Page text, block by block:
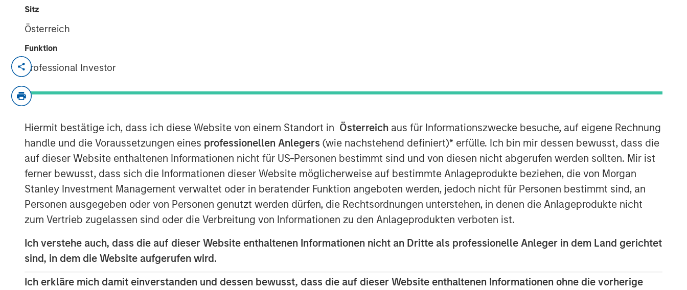
Sitz
Österreich
Funktion
Professional Investor
Hiermit bestätige ich, dass ich diese Website von einem Standort in Österreich aus für Informationszwecke besuche, auf eigene Rechnung
handle und die Voraussetzungen eines professionellen Anlegers (wie nachstehend definiert)* erfülle. Ich bin mir dessen bewusst, dass die
auf dieser Website enthaltenen Informationen nicht für US-Personen bestimmt sind und von diesen nicht abgerufen werden sollten. Mir ist
ferner bewusst, dass sich die Informationen dieser Website möglicherweise auf bestimmte Anlageprodukte beziehen, die von Morgan
Stanley Investment Management verwaltet oder in beratender Funktion angeboten werden, jedoch nicht für Personen bestimmt sind, an
Personen ausgegeben oder von Personen genutzt werden dürfen, die Rechtsordnungen unterstehen, in denen die Anlageprodukte nicht
zum Vertrieb zugelassen sind oder die Verbreitung von Informationen zu den Anlageprodukten verboten ist.
Ich verstehe auch, dass die auf dieser Website enthaltenen Informationen nicht an Dritte als professionelle Anleger in dem Land gerichtet
sind, in dem die Website aufgerufen wird.
Ich erkläre mich damit einverstanden und dessen bewusst, dass die auf dieser Website enthaltenen Informationen ohne die vorherige
NEW YORK — Jun 26, 2008
transaction, announced on April 22, values 100 percent of Learning Care Group
at $700 million.
Learning Care Group, a leader in the early education and childcare industry,
represents the third U.S. investment for Morgan Stanley Private Equity, with
other deals including the acquisition of Tops Markets and an investment in
McKechnie Aerospace.
Michael Ryder, Executive Director of Morgan Stanley Private Equity, said, “We
are pleased to complete this transaction in a timely manner, and we intend to
work closely with the Learning Care Group management team and its
employees to continue the company’s strong position in the child education and
family solutions industry.”
equity platform with a strong focus on
value creation. The team has invested
capital in a broad spectrum of
industries for over two decades.